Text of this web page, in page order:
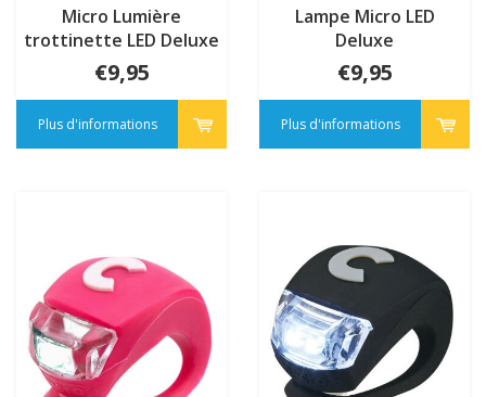
Micro Lumière
trottinette LED Deluxe
Rouge
€9,95
Plus d'informations
Lampe Micro LED
Deluxe
€9,95
Plus d'informations